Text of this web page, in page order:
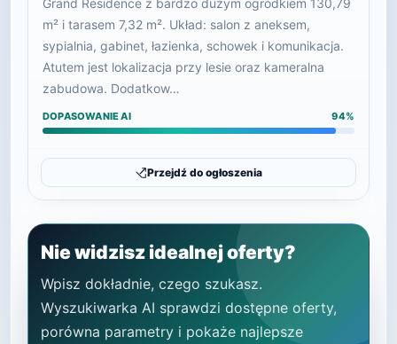
Grand Residence z bardzo dużym ogródkiem 130,79
m² i tarasem 7,32 m². Układ: salon z aneksem,
sypialnia, gabinet, łazienka, schowek i komunikacja.
Atutem jest lokalizacja przy lesie oraz kameralna
zabudowa. Dodatkow…
DOPASOWANIE AI 94%
Przejdź do ogłoszenia
Nie widzisz idealnej oferty?
Wpisz dokładnie, czego szukasz.
Wyszukiwarka AI sprawdzi dostępne oferty,
porówna parametry i pokaże najlepsze